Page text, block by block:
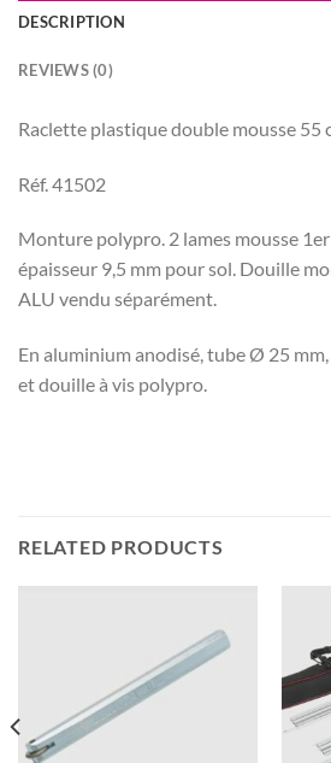
DESCRIPTION
REVIEWS (0)
Raclette plastique double mousse 55
Réf. 41502
Monture polypro. 2 lames mousse
épaisseur 9,5 mm pour sol. Douille
ALU vendu séparément.
En aluminium anodisé, tube Ø 25
et douille à vis polypro.
RELATED PRODUCTS